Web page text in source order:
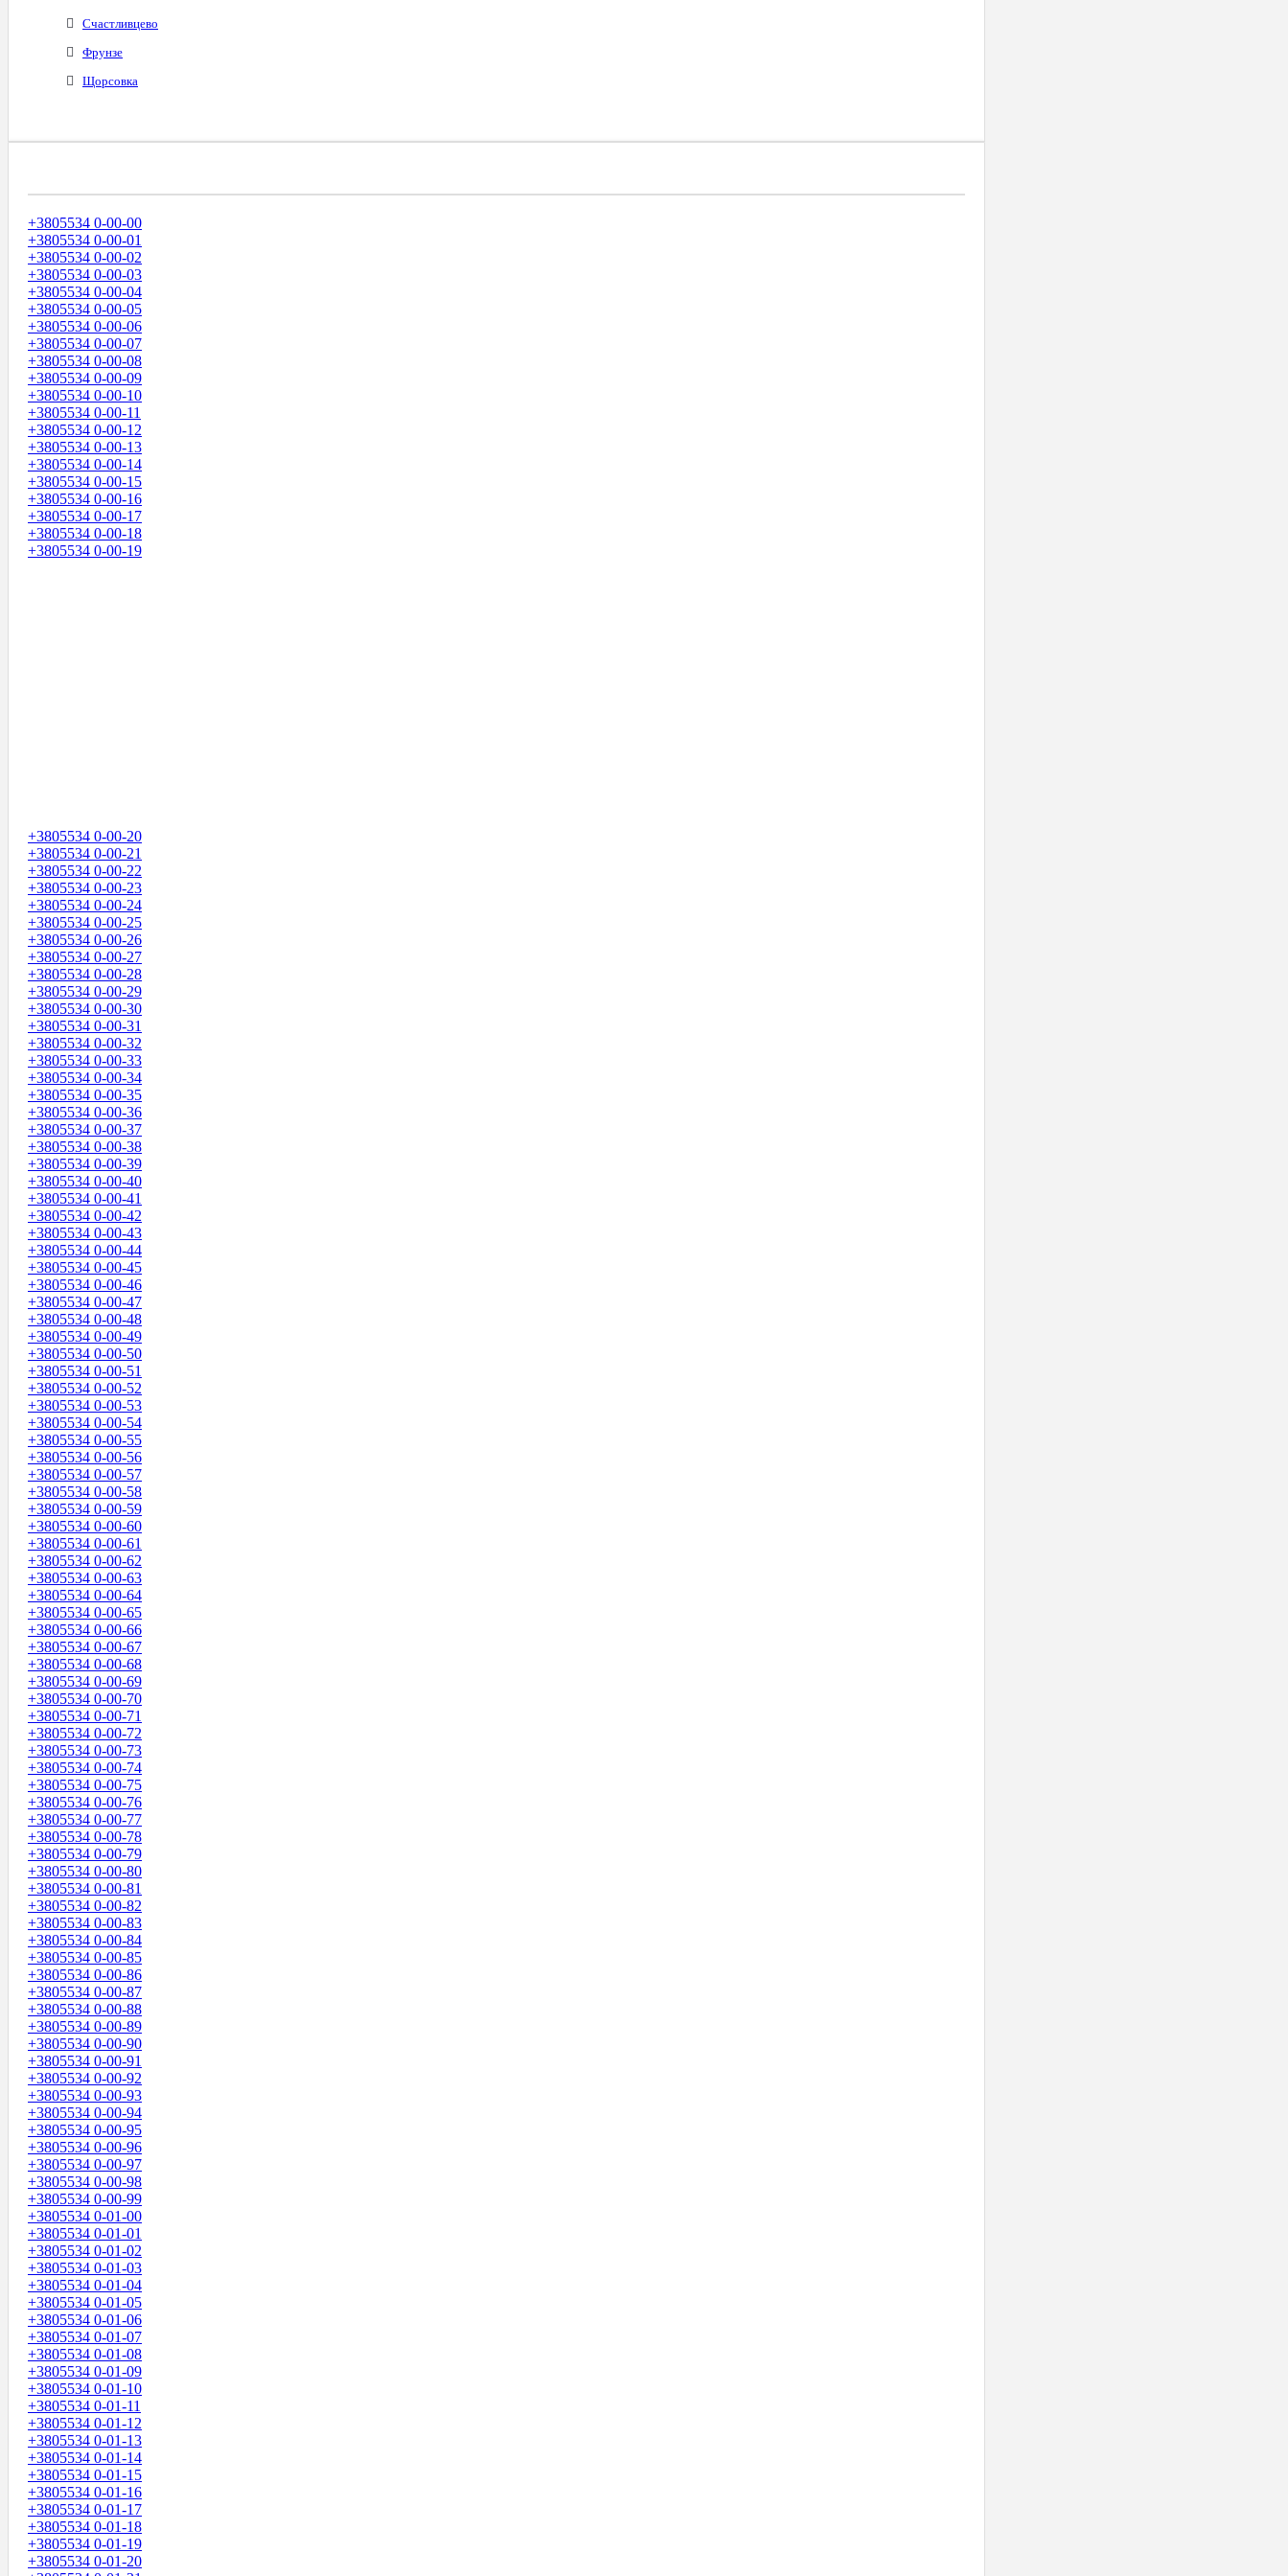
Счастливцево
Фрунзе
Щорсовка
+3805534 0-00-00
+3805534 0-00-01
+3805534 0-00-02
+3805534 0-00-03
+3805534 0-00-04
+3805534 0-00-05
+3805534 0-00-06
+3805534 0-00-07
+3805534 0-00-08
+3805534 0-00-09
+3805534 0-00-10
+3805534 0-00-11
+3805534 0-00-12
+3805534 0-00-13
+3805534 0-00-14
+3805534 0-00-15
+3805534 0-00-16
+3805534 0-00-17
+3805534 0-00-18
+3805534 0-00-19
+3805534 0-00-20
+3805534 0-00-21
+3805534 0-00-22
+3805534 0-00-23
+3805534 0-00-24
+3805534 0-00-25
+3805534 0-00-26
+3805534 0-00-27
+3805534 0-00-28
+3805534 0-00-29
+3805534 0-00-30
+3805534 0-00-31
+3805534 0-00-32
+3805534 0-00-33
+3805534 0-00-34
+3805534 0-00-35
+3805534 0-00-36
+3805534 0-00-37
+3805534 0-00-38
+3805534 0-00-39
+3805534 0-00-40
+3805534 0-00-41
+3805534 0-00-42
+3805534 0-00-43
+3805534 0-00-44
+3805534 0-00-45
+3805534 0-00-46
+3805534 0-00-47
+3805534 0-00-48
+3805534 0-00-49
+3805534 0-00-50
+3805534 0-00-51
+3805534 0-00-52
+3805534 0-00-53
+3805534 0-00-54
+3805534 0-00-55
+3805534 0-00-56
+3805534 0-00-57
+3805534 0-00-58
+3805534 0-00-59
+3805534 0-00-60
+3805534 0-00-61
+3805534 0-00-62
+3805534 0-00-63
+3805534 0-00-64
+3805534 0-00-65
+3805534 0-00-66
+3805534 0-00-67
+3805534 0-00-68
+3805534 0-00-69
+3805534 0-00-70
+3805534 0-00-71
+3805534 0-00-72
+3805534 0-00-73
+3805534 0-00-74
+3805534 0-00-75
+3805534 0-00-76
+3805534 0-00-77
+3805534 0-00-78
+3805534 0-00-79
+3805534 0-00-80
+3805534 0-00-81
+3805534 0-00-82
+3805534 0-00-83
+3805534 0-00-84
+3805534 0-00-85
+3805534 0-00-86
+3805534 0-00-87
+3805534 0-00-88
+3805534 0-00-89
+3805534 0-00-90
+3805534 0-00-91
+3805534 0-00-92
+3805534 0-00-93
+3805534 0-00-94
+3805534 0-00-95
+3805534 0-00-96
+3805534 0-00-97
+3805534 0-00-98
+3805534 0-00-99
+3805534 0-01-00
+3805534 0-01-01
+3805534 0-01-02
+3805534 0-01-03
+3805534 0-01-04
+3805534 0-01-05
+3805534 0-01-06
+3805534 0-01-07
+3805534 0-01-08
+3805534 0-01-09
+3805534 0-01-10
+3805534 0-01-11
+3805534 0-01-12
+3805534 0-01-13
+3805534 0-01-14
+3805534 0-01-15
+3805534 0-01-16
+3805534 0-01-17
+3805534 0-01-18
+3805534 0-01-19
+3805534 0-01-20